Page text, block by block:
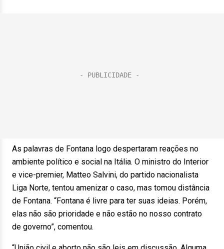
As palavras de Fontana logo despertaram reações no
ambiente político e social na Itália. O ministro do Interior
e vice-premier, Matteo Salvini, do partido nacionalista
Liga Norte, tentou amenizar o caso, mas tomou distância
de Fontana. “Fontana é livre para ter suas ideias. Porém,
elas não são prioridade e não estão no nosso contrato
de governo”, comentou.